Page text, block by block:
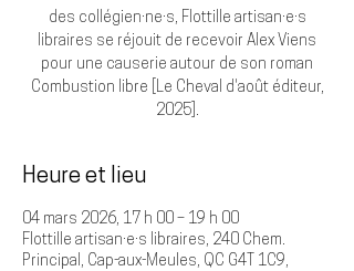
des collégien·ne·s, Flottille artisan·e·s
libraires se réjouit de recevoir Alex Viens
pour une causerie autour de son roman
Combustion libre [Le Cheval d'août éditeur,
2025].
Heure et lieu
04 mars 2026, 17 h 00 – 19 h 00
Flottille artisan·e·s libraires, 240 Chem.
Principal, Cap-aux-Meules, QC G4T 1C9,